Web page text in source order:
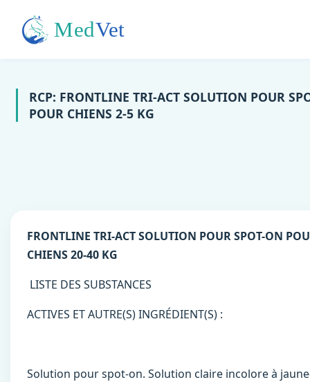
RCP: FRONTLINE TRI-ACT SOLUTION POUR
POUR CHIENS 2-5 KG
FRONTLINE TRI-ACT SOLUTION POUR SPOT-ON
CHIENS 20-40 KG
LISTE DES SUBSTANCES
ACTIVES ET AUTRE(S) INGRÉDIENT(S) :
Solution pour spot-on. Solution claire incolore à